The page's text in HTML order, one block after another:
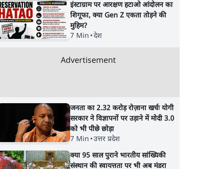
इंस्टाग्राम पर आरक्षण हटाओ आंदोलन का
शिगूफा, क्या Gen Z एकता तोड़ने की
मुहिम?
7 Min •देश
Advertisement
जनता का 2.32 करोड़ रोज़ाना खर्चः योगी
सरकार ने विज्ञापनों पर उड़ाने में मोदी 3.0
को भी पीछे छोड़ा
7 Min •उत्तर प्रदेश
क्या 95 साल पुराने भारतीय सांख्यिकी
संस्थान की स्वायत्तता पर भी अब मंडरा